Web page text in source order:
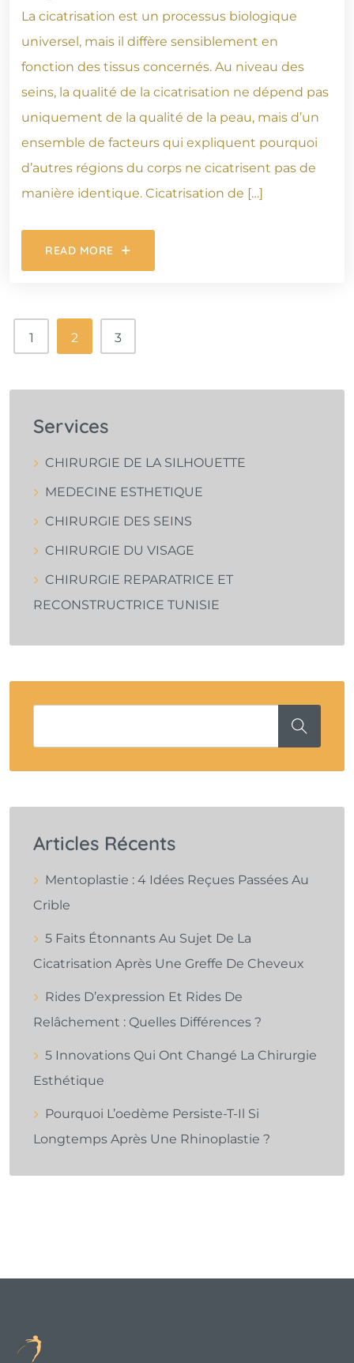
La cicatrisation est un processus biologique
universel, mais il diffère sensiblement en
fonction des tissus concernés. Au niveau des
seins, la qualité de la cicatrisation ne dépend pas
uniquement de la qualité de la peau, mais d’un
ensemble de facteurs qui expliquent pourquoi
d’autres régions du corps ne cicatrisent pas de
manière identique. Cicatrisation de […]
READ MORE
1 2 3
Services
CHIRURGIE DE LA SILHOUETTE
MEDECINE ESTHETIQUE
CHIRURGIE DES SEINS
CHIRURGIE DU VISAGE
CHIRURGIE REPARATRICE ET
RECONSTRUCTRICE TUNISIE
Articles Récents
Mentoplastie : 4 Idées Reçues Passées Au
Crible
5 Faits Étonnants Au Sujet De La
Cicatrisation Après Une Greffe De Cheveux
Rides D’expression Et Rides De
Relâchement : Quelles Différences ?
5 Innovations Qui Ont Changé La Chirurgie
Esthétique
Pourquoi L’oedème Persiste-T-Il Si
Longtemps Après Une Rhinoplastie ?